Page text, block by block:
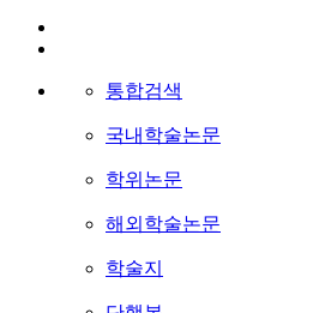
통합검색
국내학술논문
학위논문
해외학술논문
학술지